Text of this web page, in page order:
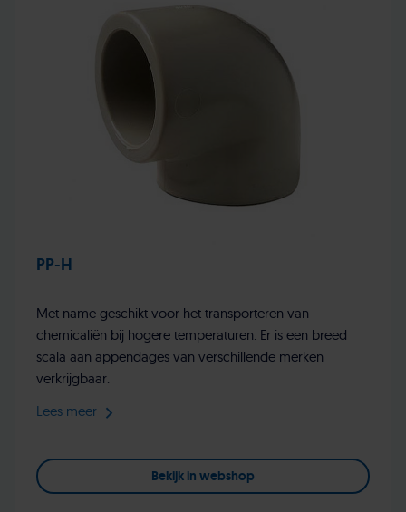
PP-H
Met name geschikt voor het transporteren van
chemicaliën bij hogere temperaturen. Er is een breed
scala aan appendages van verschillende merken
verkrijgbaar.
Lees meer
Bekijk in webshop